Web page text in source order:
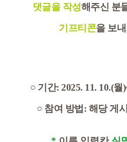
댓글을 작성해주신 분
기프티콘을 보
○ 기간: 2025. 11. 10.(월
○ 참여 방법: 해당 게